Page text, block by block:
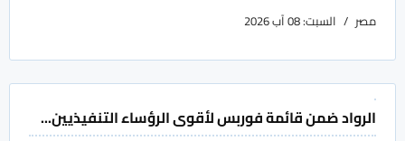
مصر السبت: 08 آب 2026
الرواد ضمن قائمة فوربس لأقوى الرؤساء التنفيذيين...